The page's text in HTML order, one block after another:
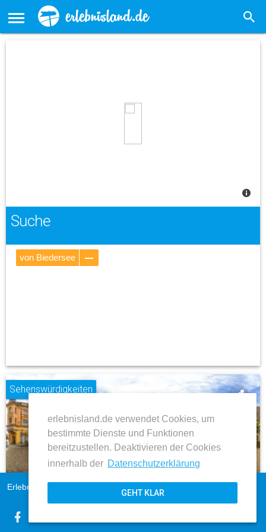
erlebnisland.de verwendet Cookies, um
bestimmte Dienste und Funktionen
bereitzustellen. Deaktivieren der Cookies
innerhalb der Datenschutzerklärung
GEHT KLAR
Suche
von Biedersee
Von-Werdenslebensche Haus in der Steinstraße
Sehenswürdigkeiten
share
Erlebnisland Sachsen-Anhalt
AGB